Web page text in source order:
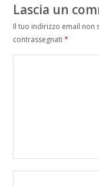
Lascia un
Il tuo indirizzo email non
contrassegnati *